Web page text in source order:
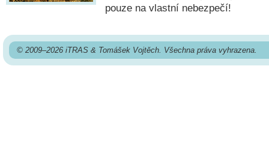
pouze na vlastní nebezpečí!
© 2009–2026 iTRAS & Tomášek Vojtěch. Všechna práva vyhrazena.